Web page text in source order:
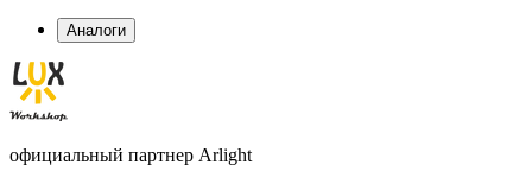
Аналоги
официальный партнер Arlight